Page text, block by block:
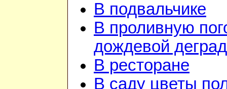
В подвальчике
В проливную
дождевой
В ресторане
В саду цветы